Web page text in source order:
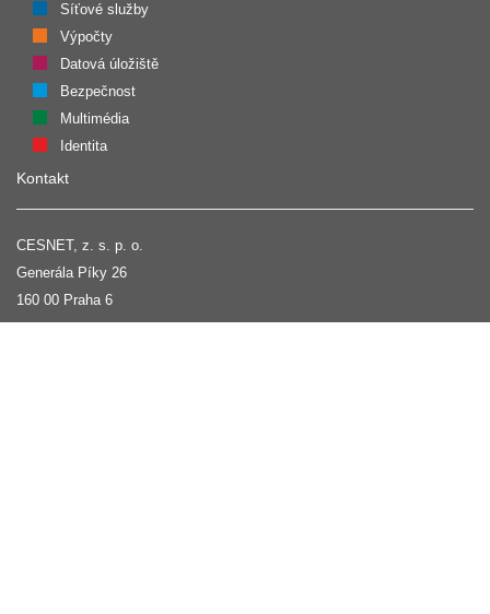
Síťové služby
Výpočty
Datová úložiště
Bezpečnost
Multimédia
Identita
Kontakt
CESNET, z. s. p. o.
Generála Píky 26
160 00 Praha 6